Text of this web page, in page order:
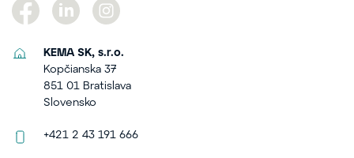
KEMA SK, s.r.o.
Kopčianska 37
851 01 Bratislava
Slovensko
+421 2 43 191 666